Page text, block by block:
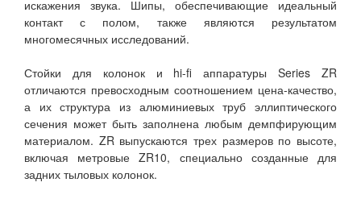
искажения звука. Шипы, обеспечивающие идеальный
контакт с полом, также являются результатом
многомесячных исследований.
Стойки для колонок и hi-fi аппаратуры Series ZR
отличаются превосходным соотношением цена-качество,
а их структура из алюминиевых труб эллиптического
сечения может быть заполнена любым демпфирующим
материалом. ZR выпускаются трех размеров по высоте,
включая метровые ZR10, специально созданные для
задних тыловых колонок.